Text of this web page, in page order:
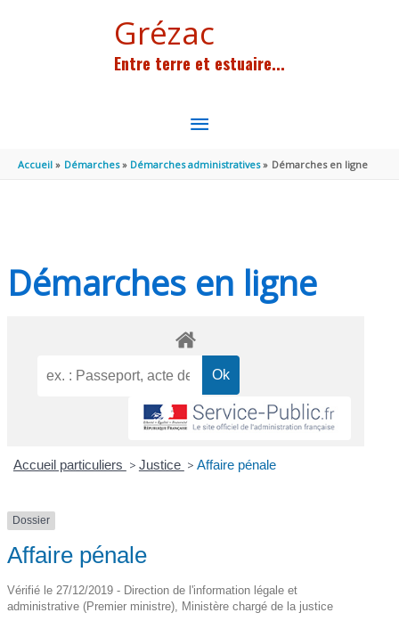
Grézac
Entre terre et estuaire...
MENU
PRINCIPAL
Accueil Démarches Démarches administratives Démarches en ligne
Démarches en ligne
Accueil particuliers > Justice > Affaire pénale
Dossier
Affaire pénale
Vérifié le 27/12/2019 - Direction de l'information légale et
administrative (Premier ministre), Ministère chargé de la justice